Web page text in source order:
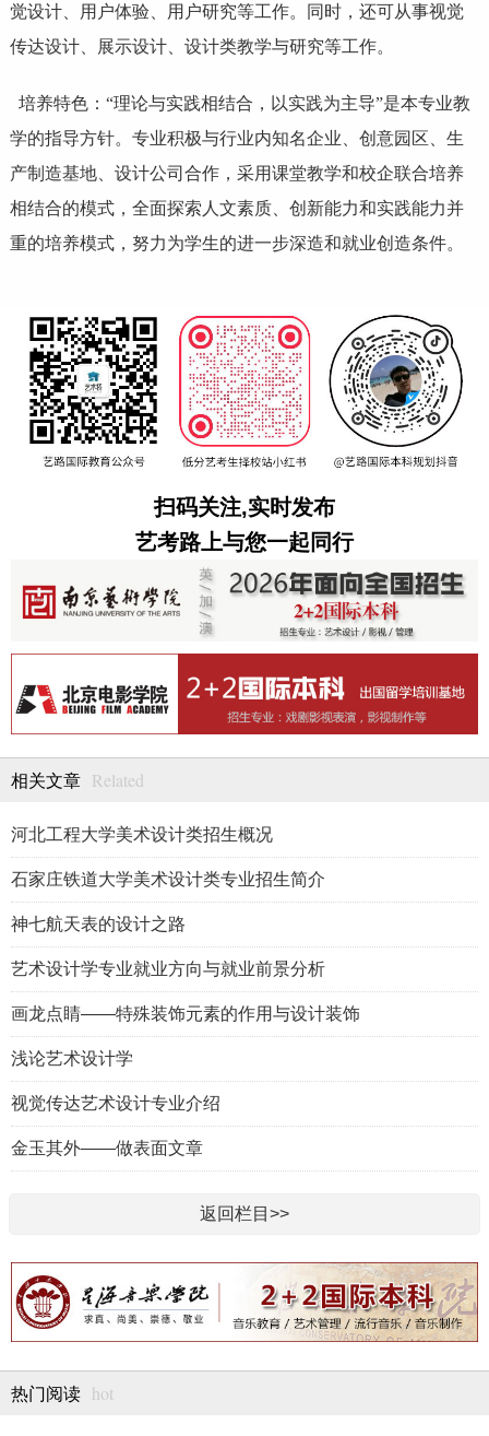
觉设计、用户体验、用户研究等工作。同时，还可从事视觉
传达设计、展示设计、设计类教学与研究等工作。
培养特色：“理论与实践相结合，以实践为主导”是本专业教
学的指导方针。专业积极与行业内知名企业、创意园区、生
产制造基地、设计公司合作，采用课堂教学和校企联合培养
相结合的模式，全面探索人文素质、创新能力和实践能力并
重的培养模式，努力为学生的进一步深造和就业创造条件。
扫码关注,实时发布
艺考路上与您一起同行
相关文章 Related
河北工程大学美术设计类招生概况
石家庄铁道大学美术设计类专业招生简介
神七航天表的设计之路
艺术设计学专业就业方向与就业前景分析
画龙点睛——特殊装饰元素的作用与设计装饰
浅论艺术设计学
视觉传达艺术设计专业介绍
金玉其外——做表面文章
返回栏目>>
热门阅读 hot